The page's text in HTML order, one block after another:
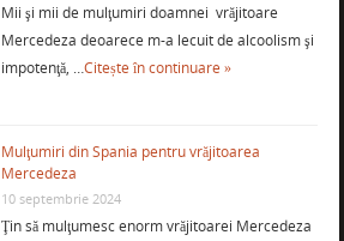
Mii şi mii de mulţumiri doamnei vrăjitoare
Mercedeza deoarece m-a lecuit de alcoolism şi
impotenţă, …Citește în continuare »
Mulţumiri din Spania pentru vrăjitoarea
Mercedeza
10 septembrie 2024
Ţin să mulţumesc enorm vrăjitoarei Mercedeza